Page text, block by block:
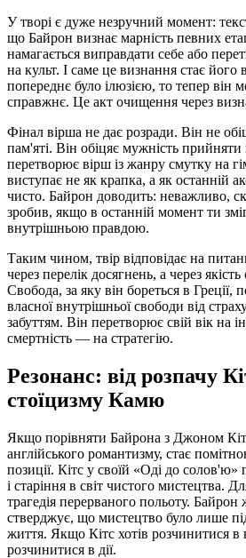
У творі є дуже незручний момент:
що Байрон визнає марність певних
намагається виправдати себе або
на культ. І саме це визнання стає
попереднє було ілюзією, то тепер він
справжнє. Це акт очищення через
Фінал вірша не дає розради. Він не
пам'яті. Він обіцяє мужність прийняти
перетворює вірш із жанру смутку на
виступає не як крапка, а як останній
чисто. Байрон доводить: неважливо,
зробив, якщо в останній момент ти
внутрішньою правдою.
Таким чином, твір відповідає на
через перелік досягнень, а через
Свобода, за яку він бореться в Греції,
власної внутрішньої свободи від
забуттям. Він перетворює свій вік на
смертність — на стратегію.
Резонанс: від розпачу
стоїцизму Камю
Якщо порівняти Байрона з Джоном
англійського романтизму, стає
позиції. Кітс у своїй «Оді до солов'ю»
і старіння в світ чистого мистецтва.
трагедія перерваного польоту. Байрон
стверджує, що мистецтво було лише
життя. Якщо Кітс хотів розчинитися в
розчинитися в дії.